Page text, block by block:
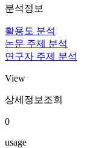
분석정보
활용도 분석
논문 주제 분석
연구자 주제 분석
View
상세정보조회
0
usage